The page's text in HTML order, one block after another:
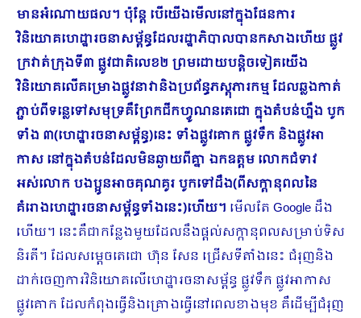
មានអំណោយផល។ ប៉ុន្តែ បើយើងមើលនៅក្នុងផែនការ
វិនិយោគហេដ្ឋារចនាសម្ព័ន្ធដែលរដ្ឋាភិបាលបានកសាងហើយ ផ្លូវ
ក្រវាត់ក្រុងទី៣ ផ្លូវជាតិលេខ២ ព្រមដោយបន្តិចទៀតយើង
វិនិយោគលើគម្រោងផ្លូវនាវានិងប្រព័ន្ធភស្តុភារកម្ម ដែលឆ្លងកាត់
ភ្ជាប់ពីទន្លេទៅសមុទ្រគឺព្រែកជីកហ្វូណនតេជោ ក្នុងតំបន់ហ្នឹង បូក
ទាំង ៣(ហេដ្ឋារចនាសម្ព័ន្ធ)នេះ ទាំងផ្លូវគោក ផ្លូវទឹក និងផ្លូវអា​
កាស នៅ​ក្នុងតំបន់ដែលមិនឆ្ងាយពីគ្នា ឯកឧត្តម លោកជំទាវ
អស់លោក បងប្អូនអាចគុណគូរ បូកទៅដឹង(ពីសក្តានុពលនៃ
គំរោងហេដ្ឋារចនាសម្ព័ន្ធទាំងនេះ)ហើយ។ មើលតែ Google ដឹង
ហើយ។ នេះគឺជាកន្លែងមួយដែលនឹងផ្តល់សក្កានុពលសម្រាប់ទិស
និរតី។ ដែលសម្តេចតេជោ ហ៊ុន សែន ជ្រើសទីតាំងនេះ ជំរុញនិង
ដាក់ចេញការវិនិយោគលើហេដ្ឋារចនាសម្ព័ន្ធ ផ្លូវទឹក ផ្លូវអាកាស
ផ្លូវគោក ដែលកំពុងធ្វើនិងគ្រោងធ្វើនៅពេលខាងមុខ គឺដើម្បីជំរុញ